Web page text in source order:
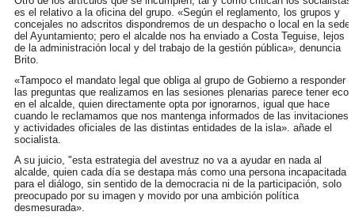
es el relativo a la oficina del grupo. «Según el reglamento, los grupos y
concejales no adscritos dispondremos de un despacho o local en la sede
del Ayuntamiento; pero el alcalde nos ha enviado a Costa Teguise, lejos
de la administración local y del trabajo de la gestión pública», denuncia
Brito.
«Tampoco el mandato legal que obliga al grupo de Gobierno a responder a
las preguntas que realizamos en las sesiones plenarias parece tener eco
en el alcalde, quien directamente opta por ignorarnos, igual que hace
cuando le reclamamos que nos mantenga informados de las invitaciones
y actividades oficiales de las distintas entidades de la isla». añade el
socialista.
A su juicio, "esta estrategia del avestruz no va a ayudar en nada al
alcalde, quien cada día se destapa más como una persona incapacitada
para el diálogo, sin sentido de la democracia ni de la participación, solo
preocupado por su imagen y movido por una ambición política
desmesurada».